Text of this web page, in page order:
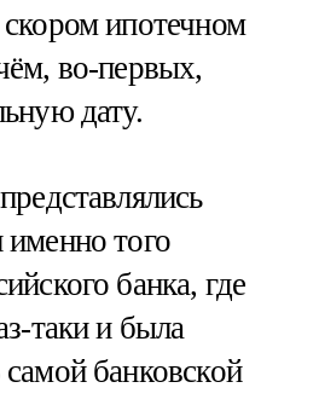
ипотечном
во-первых,
дату.
именно того
банка, где
таки и была
банковской